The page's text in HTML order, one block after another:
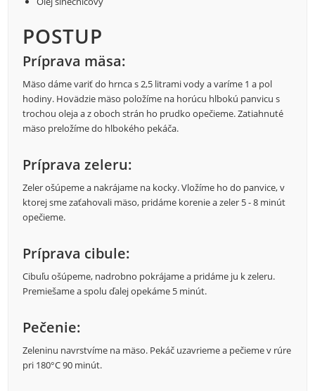
POSTUP
Príprava mäsa:
Mäso dáme variť do hrnca s 2,5 litrami vody a varíme 1 a pol
hodiny. Hovädzie mäso položíme na horúcu hlbokú panvicu s
trochou oleja a z oboch strán ho prudko opečieme. Zatiahnuté
mäso preložíme do hlbokého pekáča.
Príprava zeleru:
Zeler ošúpeme a nakrájame na kocky. Vložíme ho do panvice, v
ktorej sme zaťahovali mäso, pridáme korenie a zeler 5 - 8 minút
opečieme.
Príprava cibule:
Cibuľu ošúpeme, nadrobno pokrájame a pridáme ju k zeleru.
Premiešame a spolu ďalej opekáme 5 minút.
Pečenie:
Zeleninu navrstvíme na mäso. Pekáč uzavrieme a pečieme v rúre
pri 180°C 90 minút.